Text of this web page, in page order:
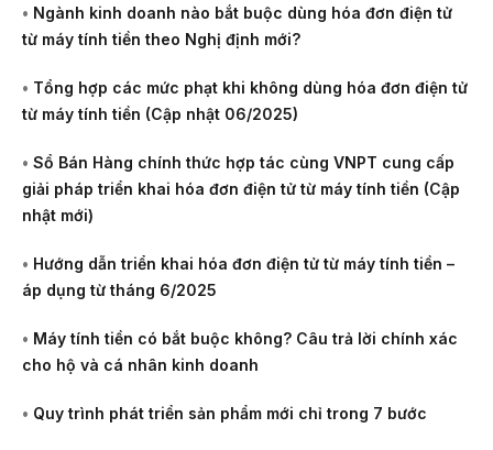
• Ngành kinh doanh nào bắt buộc dùng hóa đơn điện tử
từ máy tính tiền theo Nghị định mới?
• Tổng hợp các mức phạt khi không dùng hóa đơn điện tử
từ máy tính tiền (Cập nhật 06/2025)
• Sổ Bán Hàng chính thức hợp tác cùng VNPT cung cấp
giải pháp triển khai hóa đơn điện tử từ máy tính tiền (Cập
nhật mới)
• Hướng dẫn triển khai hóa đơn điện tử từ máy tính tiền –
áp dụng từ tháng 6/2025
• Máy tính tiền có bắt buộc không? Câu trả lời chính xác
cho hộ và cá nhân kinh doanh
• Quy trình phát triển sản phẩm mới chỉ trong 7 bước